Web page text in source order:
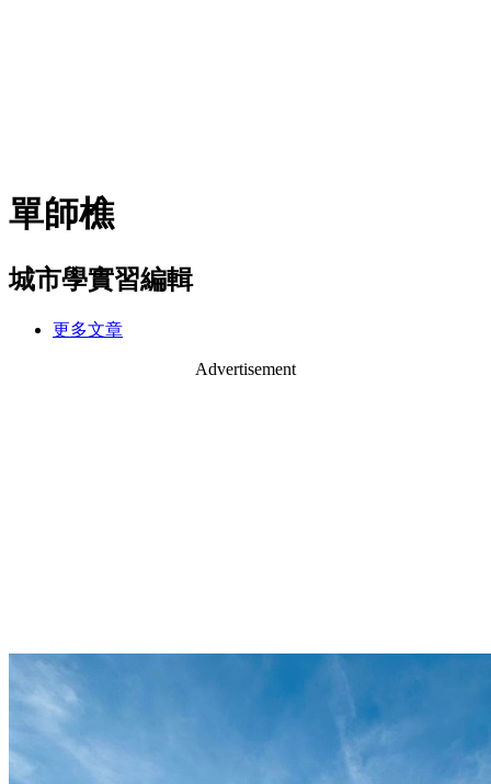
單師樵
城市學實習編輯
更多文章
Advertisement